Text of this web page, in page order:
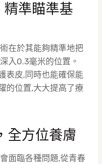
精準瞄準基
在於其能夠精準地把
入0.3毫米的位置。
表皮,同時也能確保能
的位置,大大提高了療
全方位養膚
面臨各種問題,從青春